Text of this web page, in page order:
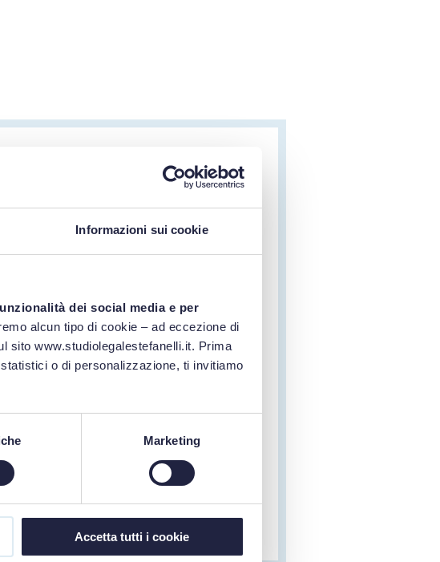
Informazioni sui cookie
dei social media e per
alcun tipo di cookie – ad eccezione di
sito www.studiolegalestefanelli.it. Prima
o di personalizzazione, ti invitiamo
Marketing
Accetta tutti i cookie
diretto o gara?
di stato fa
PETTAZZONI
formale di una procedura è una scelta
coincidono.
Cons. Stato, Sez. V, 25/05/2026, nr. 4185